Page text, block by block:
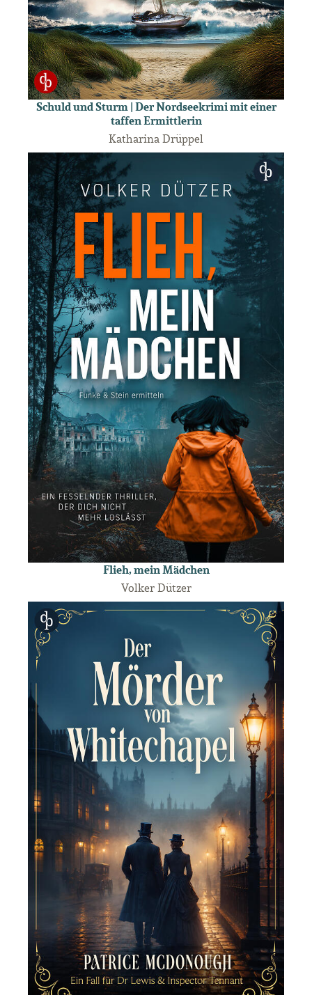
Schuld und Sturm | Der Nordseekrimi mit einer
taffen Ermittlerin
Katharina Drüppel
Flieh, mein Mädchen
Volker Dützer